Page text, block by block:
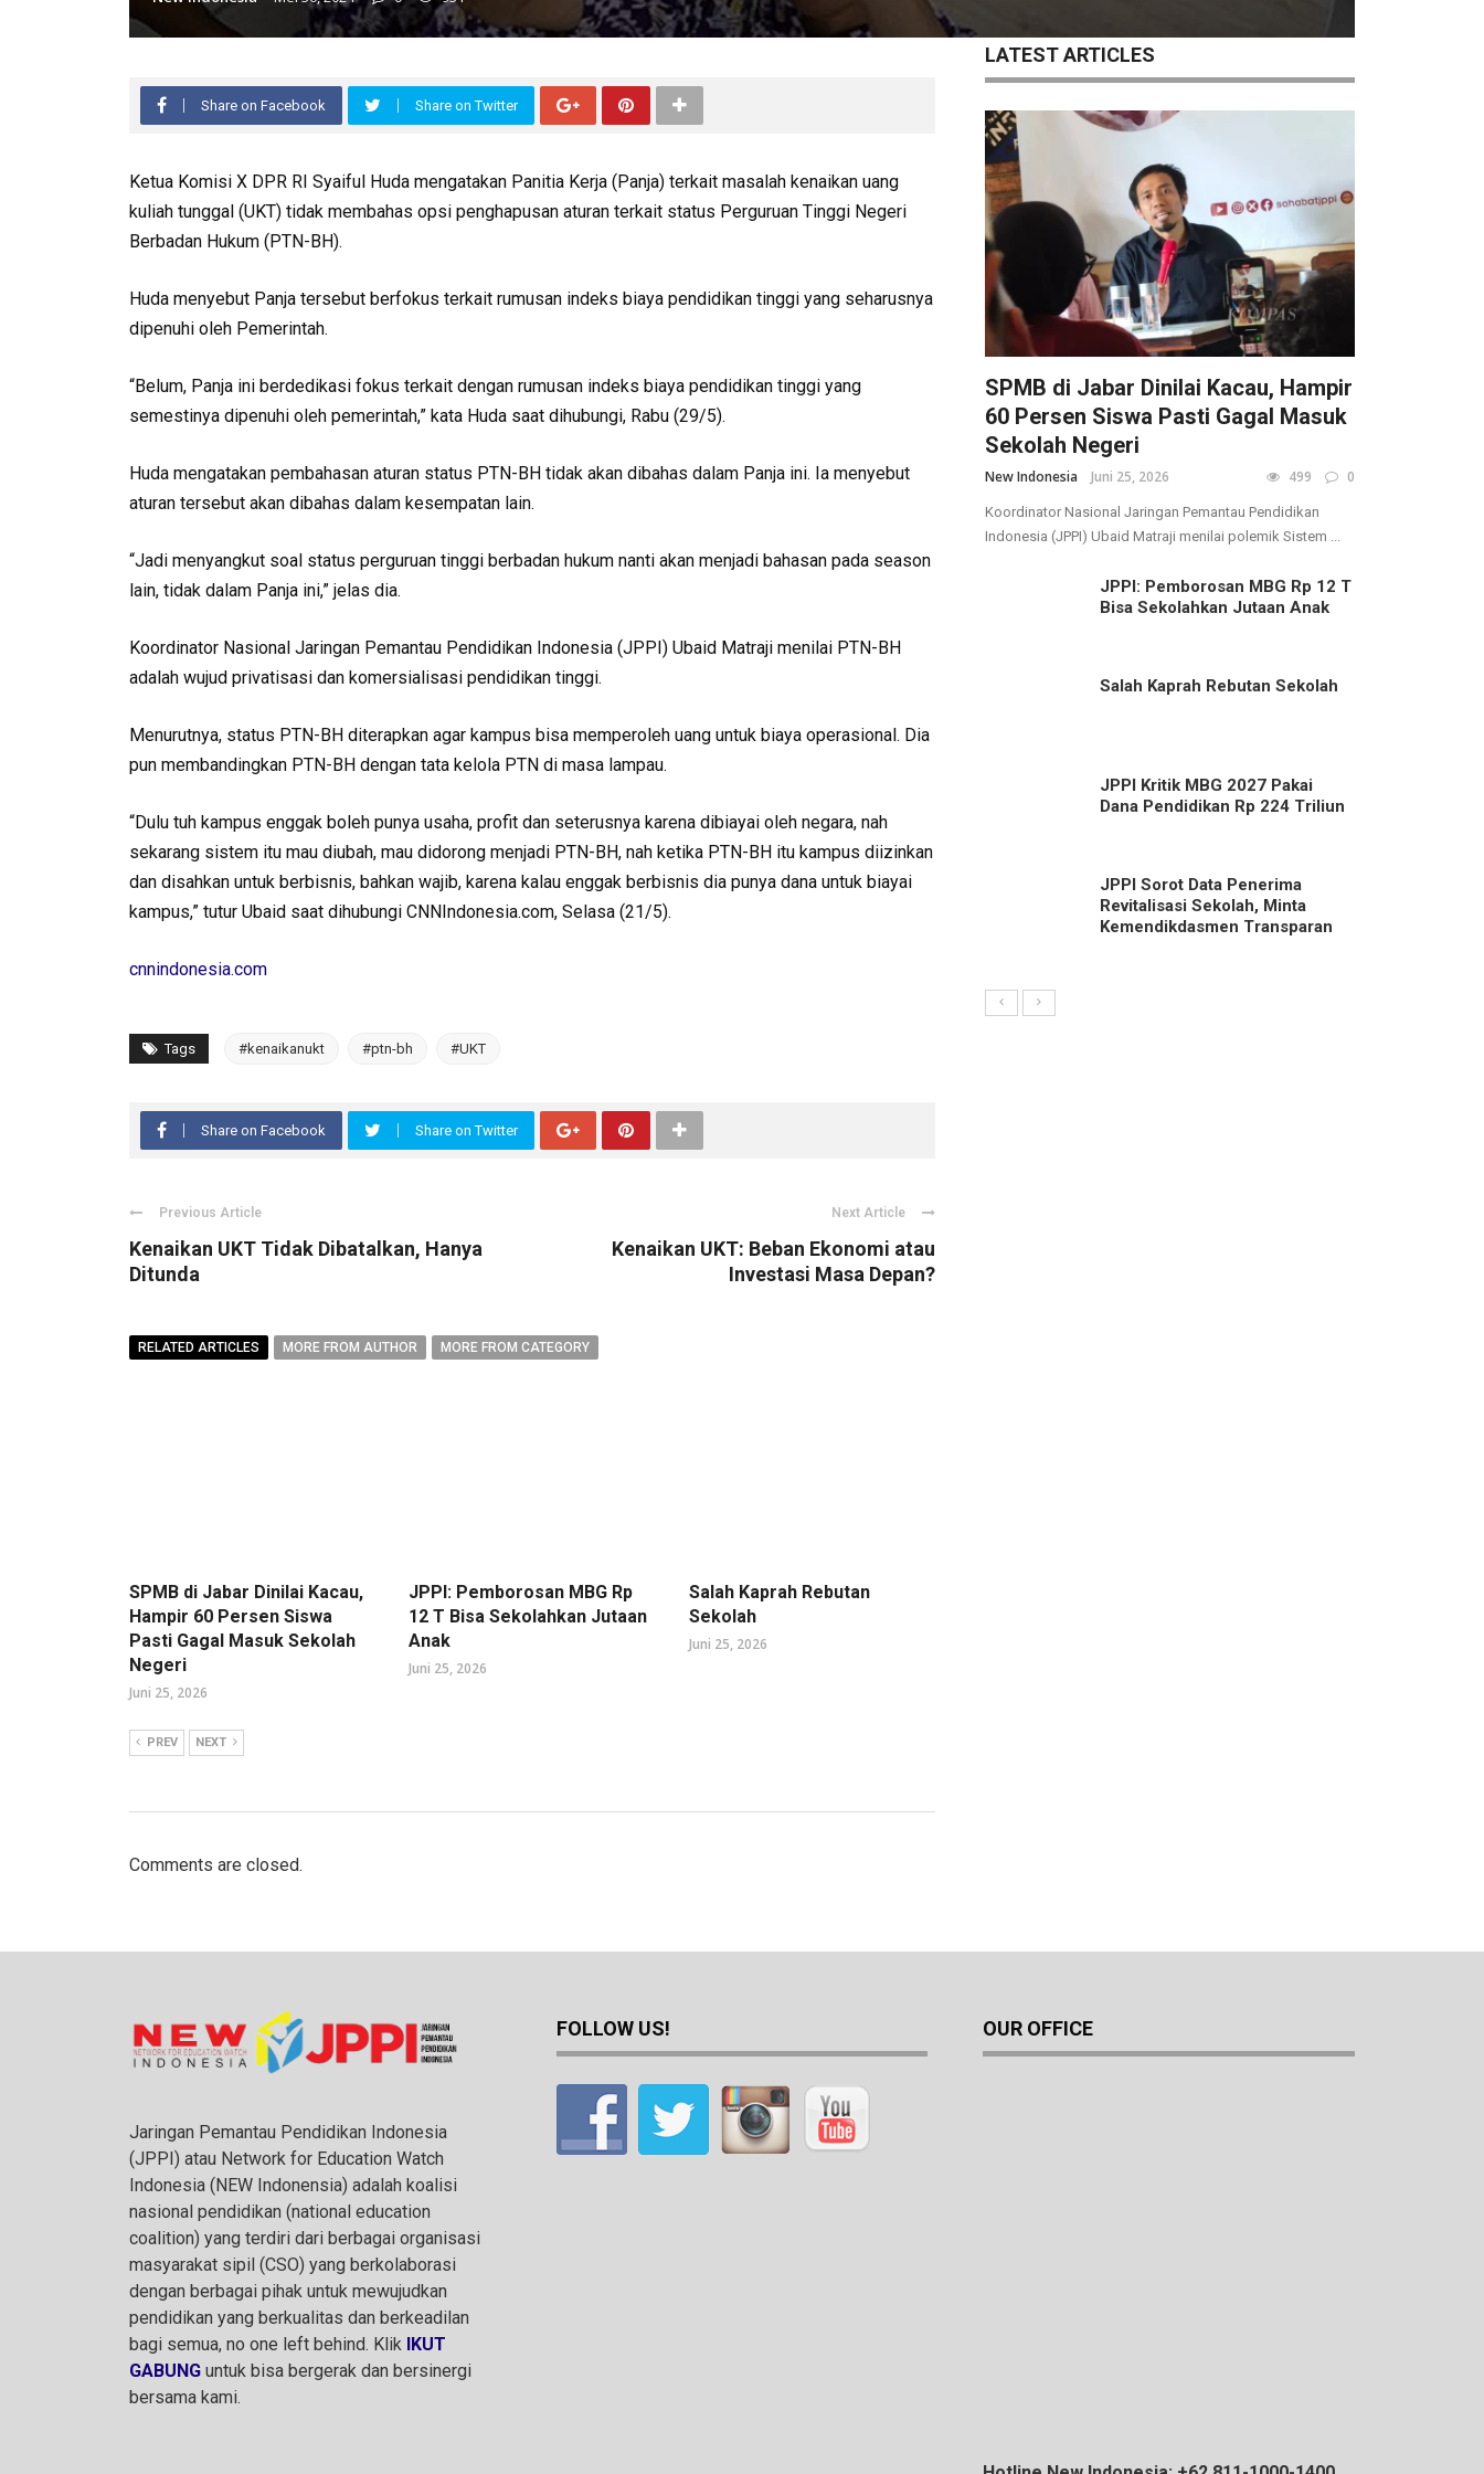
Share on Facebook Share on Twitter
Ketua Komisi X DPR RI Syaiful Huda mengatakan Panitia Kerja (Panja) terkait masalah kenaikan uang
kuliah tunggal (UKT) tidak membahas opsi penghapusan aturan terkait status Perguruan Tinggi Negeri
Berbadan Hukum (PTN-BH).
Huda menyebut Panja tersebut berfokus terkait rumusan indeks biaya pendidikan tinggi yang seharusnya
dipenuhi oleh Pemerintah.
“Belum, Panja ini berdedikasi fokus terkait dengan rumusan indeks biaya pendidikan tinggi yang
semestinya dipenuhi oleh pemerintah,” kata Huda saat dihubungi, Rabu (29/5).
Huda mengatakan pembahasan aturan status PTN-BH tidak akan dibahas dalam Panja ini. Ia menyebut
aturan tersebut akan dibahas dalam kesempatan lain.
“Jadi menyangkut soal status perguruan tinggi berbadan hukum nanti akan menjadi bahasan pada season
lain, tidak dalam Panja ini,” jelas dia.
Koordinator Nasional Jaringan Pemantau Pendidikan Indonesia (JPPI) Ubaid Matraji menilai PTN-BH
adalah wujud privatisasi dan komersialisasi pendidikan tinggi.
Menurutnya, status PTN-BH diterapkan agar kampus bisa memperoleh uang untuk biaya operasional. Dia
pun membandingkan PTN-BH dengan tata kelola PTN di masa lampau.
“Dulu tuh kampus enggak boleh punya usaha, profit dan seterusnya karena dibiayai oleh negara, nah
sekarang sistem itu mau diubah, mau didorong menjadi PTN-BH, nah ketika PTN-BH itu kampus diizinkan
dan disahkan untuk berbisnis, bahkan wajib, karena kalau enggak berbisnis dia punya dana untuk biayai
kampus,” tutur Ubaid saat dihubungi CNNIndonesia.com, Selasa (21/5).
cnnindonesia.com
Tags #kenaikanukt #ptn-bh #UKT
Share on Facebook Share on Twitter
Previous Article
Kenaikan UKT Tidak Dibatalkan, Hanya
Ditunda
Next Article
Kenaikan UKT: Beban Ekonomi atau
Investasi Masa Depan?
RELATED ARTICLES MORE FROM AUTHOR MORE FROM CATEGORY
SPMB di Jabar Dinilai Kacau,
Hampir 60 Persen Siswa
Pasti Gagal Masuk Sekolah
Negeri
Juni 25, 2026
JPPI: Pemborosan MBG Rp
12 T Bisa Sekolahkan Jutaan
Anak
Juni 25, 2026
Salah Kaprah Rebutan
Sekolah
Juni 25, 2026
PREV NEXT
Comments are closed.
LATEST ARTICLES
SPMB di Jabar Dinilai Kacau, Hampir
60 Persen Siswa Pasti Gagal Masuk
Sekolah Negeri
New Indonesia Juni 25, 2026 499 0
Koordinator Nasional Jaringan Pemantau Pendidikan
Indonesia (JPPI) Ubaid Matraji menilai polemik Sistem ...
JPPI: Pemborosan MBG Rp 12 T
Bisa Sekolahkan Jutaan Anak
Salah Kaprah Rebutan Sekolah
JPPI Kritik MBG 2027 Pakai
Dana Pendidikan Rp 224 Triliun
JPPI Sorot Data Penerima
Revitalisasi Sekolah, Minta
Kemendikdasmen Transparan
Jaringan Pemantau Pendidikan Indonesia
(JPPI) atau Network for Education Watch
Indonesia (NEW Indonensia) adalah koalisi
nasional pendidikan (national education
coalition) yang terdiri dari berbagai organisasi
masyarakat sipil (CSO) yang berkolaborasi
dengan berbagai pihak untuk mewujudkan
pendidikan yang berkualitas dan berkeadilan
bagi semua, no one left behind. Klik IKUT
GABUNG untuk bisa bergerak dan bersinergi
bersama kami.
FOLLOW US! OUR OFFICE